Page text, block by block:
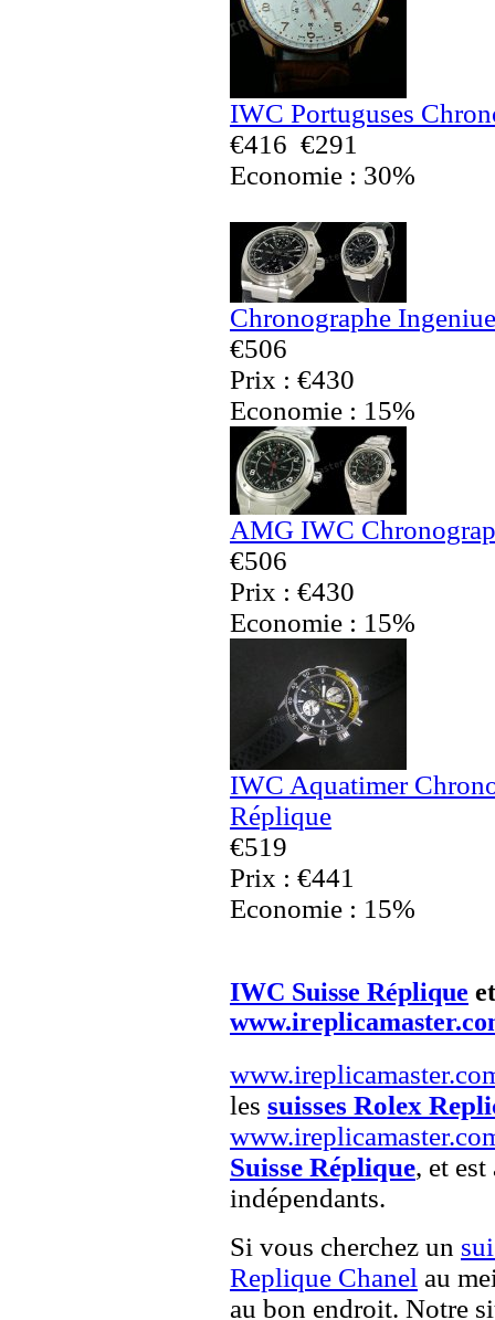
IWC Portuguses
€416 €291
Economie : 30%
Chronographe
€506
Prix : €430
Economie : 15%
AMG IWC
€506
Prix : €430
Economie : 15%
IWC Aquatimer
Réplique
€519
Prix : €441
Economie : 15%
IWC Suisse Réplique
les suisses Rolex
Suisse Réplique, et
indépendants.
Si vous cherchez un
Replique Chanel au
au bon endroit. Notre